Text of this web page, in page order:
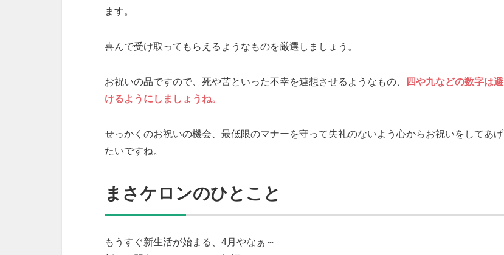
ます。
喜んで受け取ってもらえるようなものを厳選しましょう。
お祝いの品ですので、死や苦といった不幸を連想させるようなもの、
四や九などの数字は避
けるようにしましょうね。
せっかくのお祝いの機会、最低限のマナーを守って失礼のないよう心からお祝いをしてあげ
たいですね。
まさケロンのひとこと
もうすぐ新生活が始まる、4月やなぁ～